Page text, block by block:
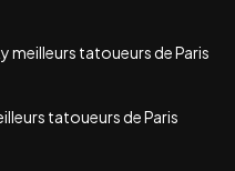
meilleurs tatoueurs de Paris
tatoueurs de Paris